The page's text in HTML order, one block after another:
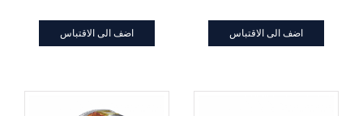
اضف الى الاقتباس
نانو سوليتير
اضف الى الاقتباس